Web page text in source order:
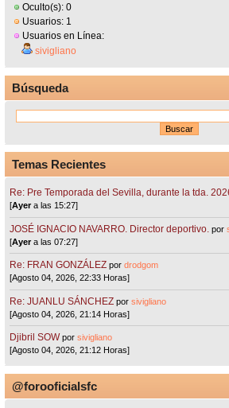
Oculto(s): 0
Usuarios: 1
Usuarios en Línea:
sivigliano
Búsqueda
Temas Recientes
Re: Pre Temporada del Sevilla, durante la tda.
[Ayera las 15:27]
JOSÉ IGNACIO NAVARRO. Director deportivo. por
[Ayera las 07:27]
Re: FRAN GONZÁLEZ pordrodgom
[Agosto 04, 2026, 22:33 Horas]
Re: JUANLU SÁNCHEZ porsivigliano
[Agosto 04, 2026, 21:14 Horas]
Djibril SOW porsivigliano
[Agosto 04, 2026, 21:12 Horas]
@forooficialsfc